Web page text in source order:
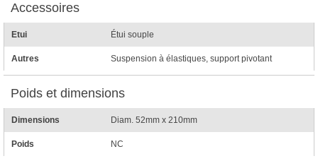
Accessoires
Etui Étui souple
Autres Suspension à élastiques, support pivotant
Poids et dimensions
Dimensions Diam. 52mm x 210mm
Poids NC